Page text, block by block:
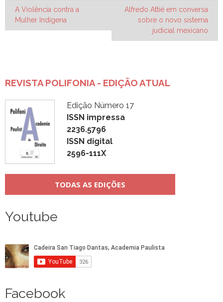
Navegação
de
A Violência contra a
Mulher Indígena
Alfredo Attié em conversa
sobre o novo sistema
judicial mexicano
REVISTA POLIFONIA - EDIÇÃO ATUAL
Edição Número 17
ISSN impressa
2236.5796
ISSN digital
2596-111X
TODAS AS EDIÇÕES
Youtube
Facebook